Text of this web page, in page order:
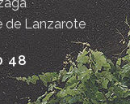
de Lanzarote
48